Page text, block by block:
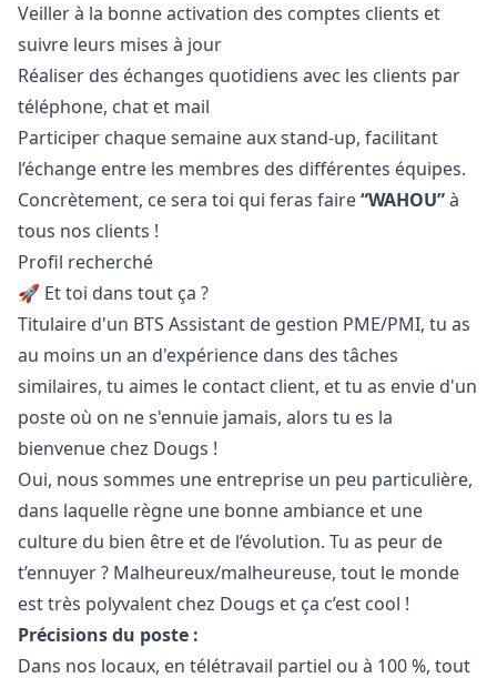
Veiller à la bonne activation des comptes clients et
suivre leurs mises à jour
Réaliser des échanges quotidiens avec les clients par
téléphone, chat et mail
Participer chaque semaine aux stand-up, facilitant
l’échange entre les membres des différentes équipes.
Concrètement, ce sera toi qui feras faire“WAHOU”à
tous nos clients !
Profil recherché
🚀 Et toi dans tout ça ?
Titulaire d'un BTS Assistant de gestion PME/PMI, tu as
au moins un an d'expérience dans des tâches
similaires, tu aimes le contact client, et tu as envie d'un
poste où on ne s'ennuie jamais, alors tu es la
bienvenue chez Dougs !
Oui, nous sommes une entreprise un peu particulière,
dans laquelle règne une bonne ambiance et une
culture du bien être et de l’évolution. Tu as peur de
t’ennuyer ? Malheureux/malheureuse, tout le monde
est très polyvalent chez Dougs et ça c’est cool !
Précisions du poste :
Dans nos locaux, en télétravail partiel ou à 100 %, tout